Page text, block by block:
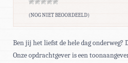
(NOG NIET BEOORDEELD)
Ben jij het liefst de hele dag onderweg?
Onze opdrachtgever is een